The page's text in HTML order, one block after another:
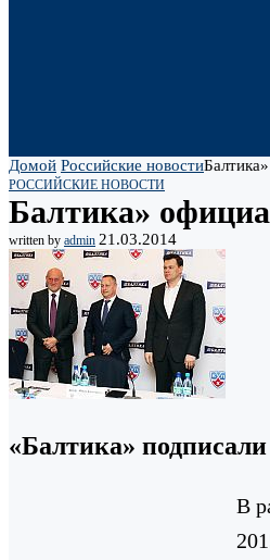
Домой Российские новости
РОССИЙСКИЕ НОВОСТИ
Балтика»
written by admin 21.03.2014
«Балтика»
В